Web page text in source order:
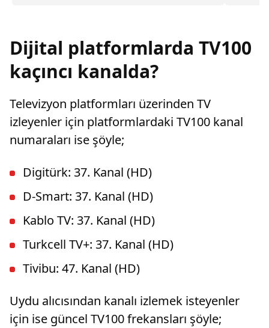
Dijital platformlarda TV100
kaçıncı kanalda?
Televizyon platformları üzerinden TV
izleyenler için platformlardaki TV100 kanal
numaraları ise şöyle;
Digitürk: 37. Kanal (HD)
D-Smart: 37. Kanal (HD)
Kablo TV: 37. Kanal (HD)
Turkcell TV+: 37. Kanal (HD)
Tivibu: 47. Kanal (HD)
Uydu alıcısından kanalı izlemek isteyenler
için ise güncel TV100 frekansları şöyle;